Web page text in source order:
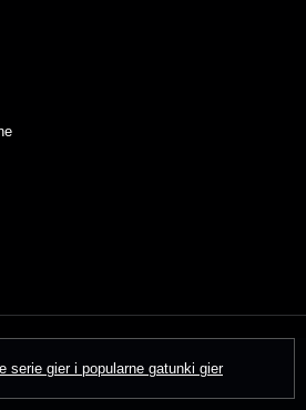
serie gier i popularne gatunki gier